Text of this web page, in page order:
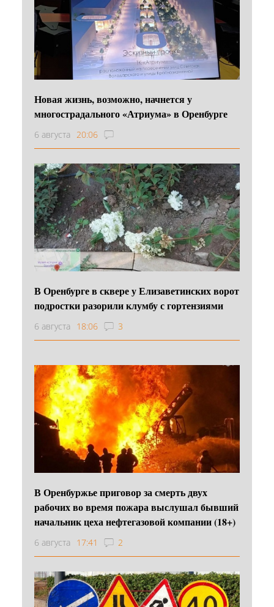
Новая жизнь, возможно, начнется у
многострадального «Атриума» в Оренбурге
6 августа 20:06
В Оренбурге в сквере у Елизаветинских ворот
подростки разорили клумбу с гортензиями
6 августа 18:06 3
В Оренбуржье приговор за смерть двух
рабочих во время пожара выслушал бывший
начальник цеха нефтегазовой компании (18+)
6 августа 17:41 2